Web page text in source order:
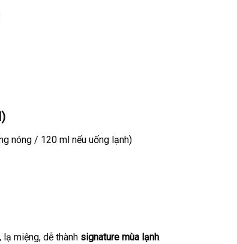
nóng / 120 ml nếu uống lạnh)
lạ miệng, dễ thành signature mùa lạnh.